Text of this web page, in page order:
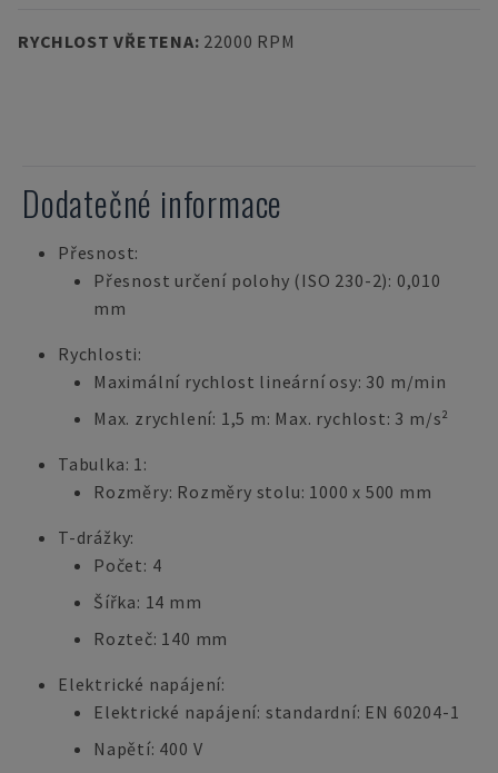
RYCHLOST VŘETENA: 22000 RPM
Dodatečné informace
Přesnost:
Přesnost určení polohy (ISO 230-2): 0,010
mm
Rychlosti:
Maximální rychlost lineární osy: 30 m/min
Max. zrychlení: 1,5 m: Max. rychlost: 3 m/s²
Tabulka: 1:
Rozměry: Rozměry stolu: 1000 x 500 mm
T-drážky:
Počet: 4
Šířka: 14 mm
Rozteč: 140 mm
Elektrické napájení:
Elektrické napájení: standardní: EN 60204-1
Napětí: 400 V